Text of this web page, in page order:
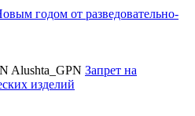
годом от разведовательно-
Alushta_GPN Запрет на
изделий